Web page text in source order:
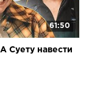
61:50
навести